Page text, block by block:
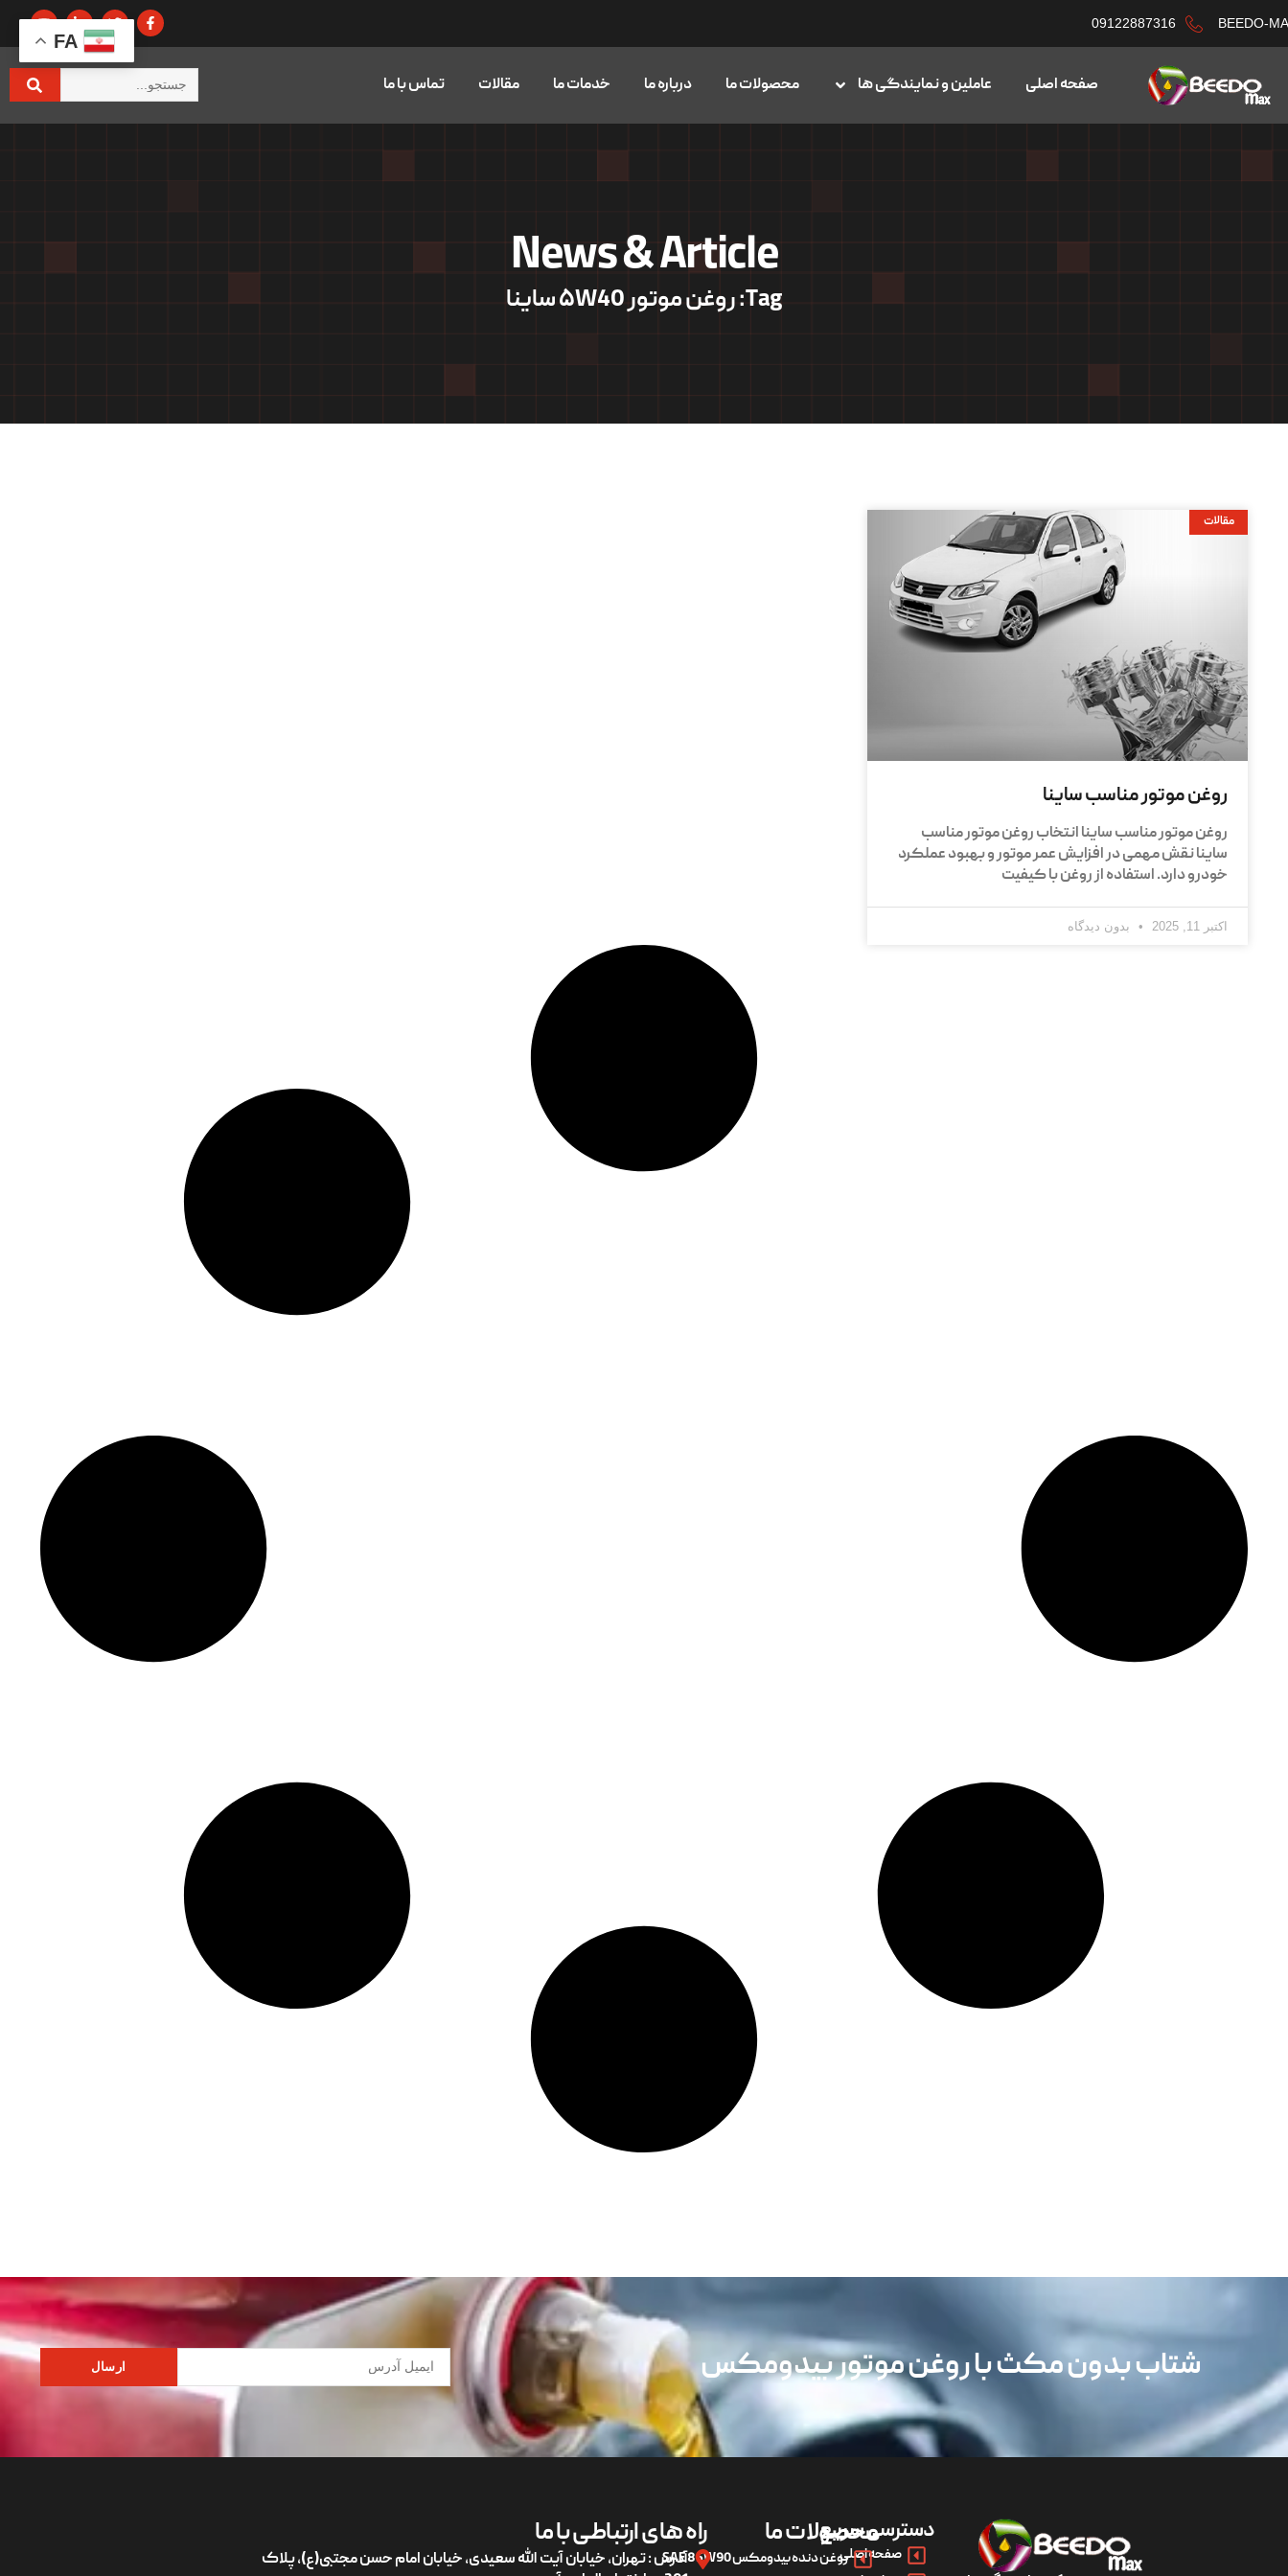
BEEDO-
09122887316
صفحه اصلی عاملین و نمایندگی ها محصولات ما درباره ما خدمات ما مقالات تماس با ما
News & Article
Tag: روغن موتور ۵W40 ساینا
مقالات
روغن موتور مناسب ساینا
روغن موتور مناسب ساینا انتخاب روغن موتور مناسب
ساینا نقش مهمی در افزایش عمر موتور و بهبود عملکرد
خودرو دارد. استفاده از روغن با کیفیت
اکتبر 11, 2025 بدون دیدگاه
شتاب بدون مکث با روغن موتور بیدومکس ارسال
دسترسی سریع
صفحه اصلی
محصولات ما
روغن دنده بیدومکس SAE 85W90
راه های ارتباطی با ما
آدرس : تهران، خیابان آیت الله سعیدی، خیابان امام حسن مجتبی(ع)، پلاک
FA